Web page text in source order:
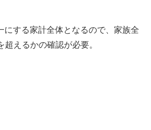
にする家計全体となるので、家族全
超えるかの確認が必要。